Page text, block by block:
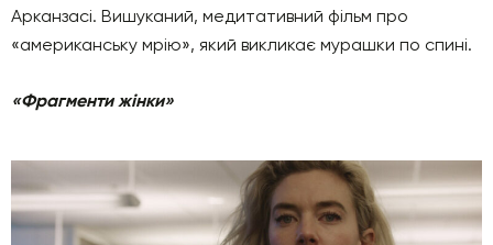
Арканзасі. Вишуканий, медитативний фільм про
«американську мрію», який викликає мурашки по спині.
«Фрагменти жінки»